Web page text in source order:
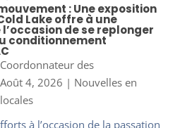
: Une exposition
Lake offre à une
de se replonger
conditionnement
des
Août 4, 2026 | Nouvelles en